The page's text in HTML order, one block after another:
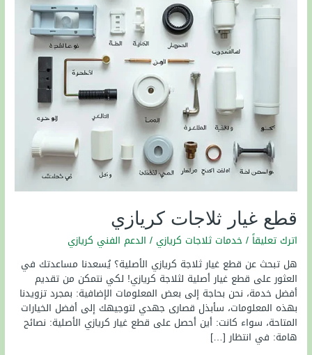
قطع غيار ثلاجات كريازي
اترك تعليقاً/ خدمات ثلاجات كريازي / الدعم الفني كريازي
هل تبحث عن قطع غيار ثلاجة كريازي الأصلية؟ يُسعدنا مساعدتك في
العثور على قطع غيار أصلية لثلاجة كريازي! لكي نتمكن من تقديم
أفضل خدمة، نحن بحاجة إلى بعض المعلومات الإضافية: بمجرد تزويدنا
بهذه المعلومات، سأبذل قصارى جهدي لتوجيهك إلى أفضل الخيارات
المتاحة، سواء كانت: أين أحصل على قطع غيار كريازي الأصلية: نصائح
هامة: في انتظار […]